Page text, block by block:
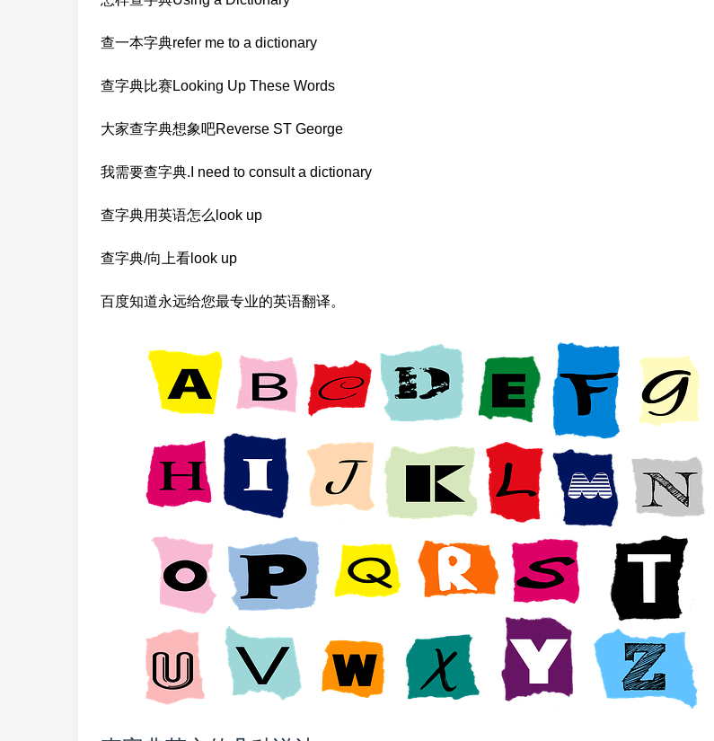
查一本字典refer me to a dictionary
查字典比赛Looking Up These Words
大家查字典想象吧Reverse ST George
我需要查字典.I need to consult a dictionary
查字典用英语怎么look up
查字典/向上看look up
百度知道永远给您最专业的英语翻译。